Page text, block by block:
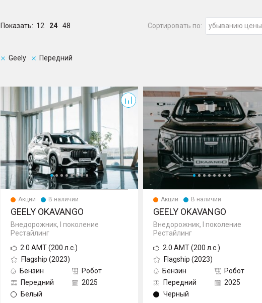
Показать: 12 24 48 Сортировать по: убыванию цены
Geely Передний
Okavango
Акции В наличии
GEELY OKAVANGO
Внедорожник, I поколение
Рестайлинг
2.0 AMT (200 л.с.)
Flagship (2023)
Бензин
Робот
Передний
2025
Белый
Okavango
Акции В наличии
GEELY OKAVANGO
Внедорожник, I поколение
Рестайлинг
2.0 AMT (200 л.с.)
Flagship (2023)
Бензин
Робот
Передний
2025
Черный